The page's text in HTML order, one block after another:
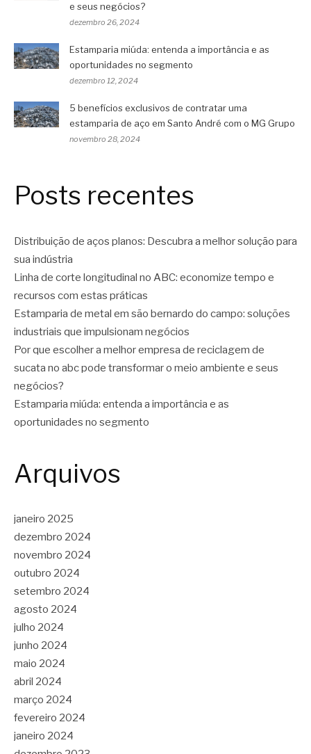
e seus negócios?
dezembro 26, 2024
Estamparia miúda: entenda a importância e as
oportunidades no segmento
dezembro 12, 2024
5 benefícios exclusivos de contratar uma
estamparia de aço em Santo André com o MG Grupo
novembro 28, 2024
Posts recentes
Distribuição de aços planos: Descubra a melhor solução para
sua indústria
Linha de corte longitudinal no ABC: economize tempo e
recursos com estas práticas
Estamparia de metal em são bernardo do campo: soluções
industriais que impulsionam negócios
Por que escolher a melhor empresa de reciclagem de
sucata no abc pode transformar o meio ambiente e seus
negócios?
Estamparia miúda: entenda a importância e as
oportunidades no segmento
Arquivos
janeiro 2025
dezembro 2024
novembro 2024
outubro 2024
setembro 2024
agosto 2024
julho 2024
junho 2024
maio 2024
abril 2024
março 2024
fevereiro 2024
janeiro 2024